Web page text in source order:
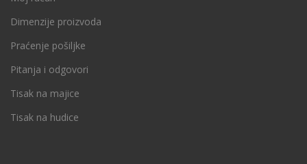
Dimenzije proizvoda
Praćenje pošiljke
Pitanja i odgovori
Tisak na majice
Tisak na hudice